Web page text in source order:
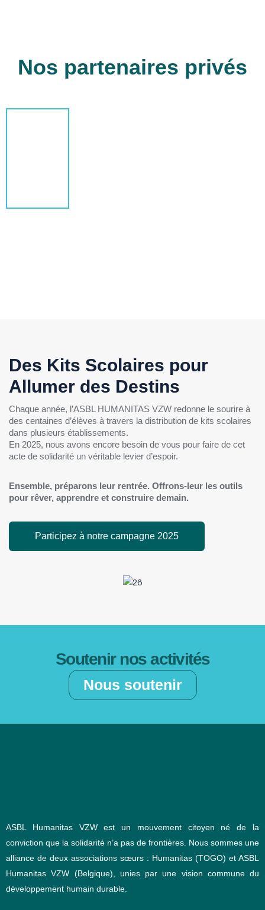
Nos partenaires privés
Des Kits Scolaires pour
Allumer des Destins
Chaque année, l’ASBL HUMANITAS VZW redonne le sourire à
des centaines d’élèves à travers la distribution de kits scolaires
dans plusieurs établissements.
En 2025, nous avons encore besoin de vous pour faire de cet
acte de solidarité un véritable levier d’espoir.
Ensemble, préparons leur rentrée. Offrons-leur les outils
pour rêver, apprendre et construire demain.
Participez à notre campagne 2025
Soutenir nos activités
Nous soutenir
ASBL Humanitas VZW est un mouvement citoyen né de la
conviction que la solidarité n’a pas de frontières. Nous sommes une
alliance de deux associations sœurs : Humanitas (TOGO) et ASBL
Humanitas VZW (Belgique), unies par une vision commune du
développement humain durable.